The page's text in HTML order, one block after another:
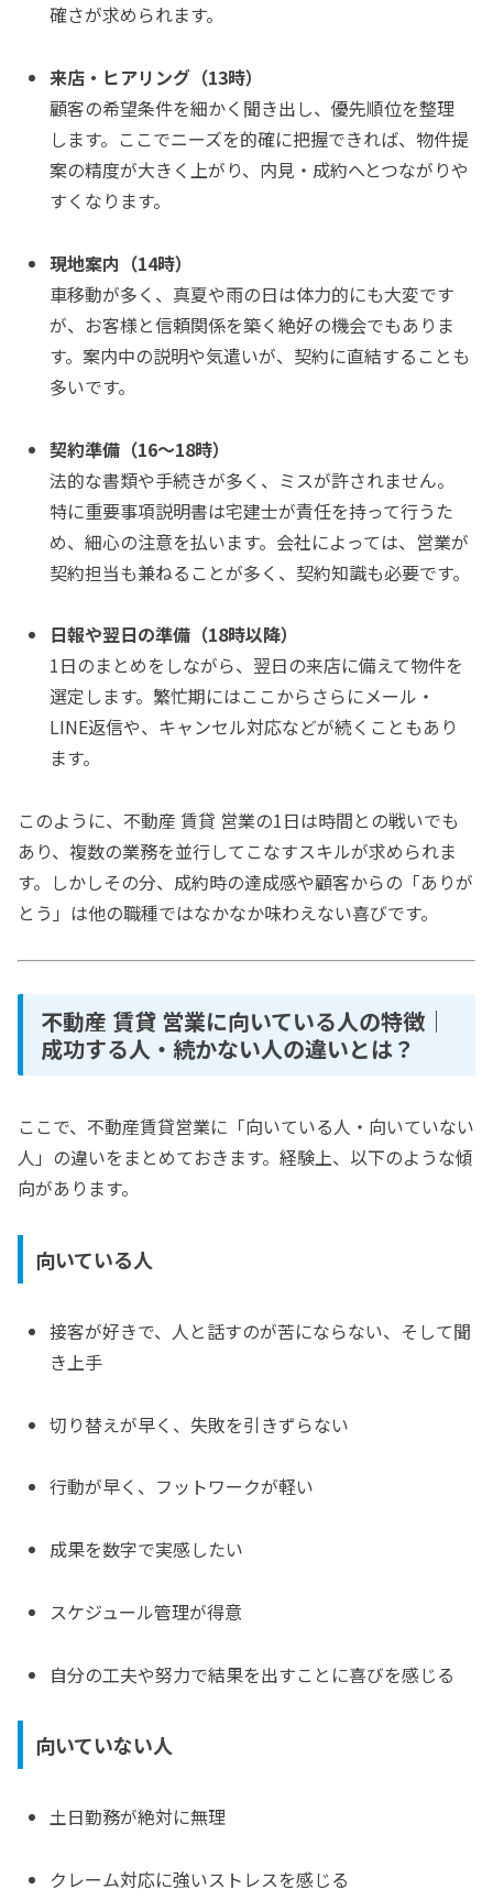
確さが求められます。
来店・ヒアリング（13時）
顧客の希望条件を細かく聞き出し、優先順位を整理
します。ここでニーズを的確に把握できれば、物件提
案の精度が大きく上がり、内見・成約へとつながりや
すくなります。
現地案内（14時）
車移動が多く、真夏や雨の日は体力的にも大変です
が、お客様と信頼関係を築く絶好の機会でもありま
す。案内中の説明や気遣いが、契約に直結することも
多いです。
契約準備（16〜18時）
法的な書類や手続きが多く、ミスが許されません。
特に重要事項説明書は宅建士が責任を持って行うた
め、細心の注意を払います。会社によっては、営業が
契約担当も兼ねることが多く、契約知識も必要です。
日報や翌日の準備（18時以降）
1日のまとめをしながら、翌日の来店に備えて物件を
選定します。繁忙期にはここからさらにメール・
LINE返信や、キャンセル対応などが続くこともあり
ます。
このように、不動産 賃貸 営業の1日は時間との戦いでも
あり、複数の業務を並行してこなすスキルが求められま
す。しかしその分、成約時の達成感や顧客からの「ありが
とう」は他の職種ではなかなか味わえない喜びです。
不動産 賃貸 営業に向いている人の特徴｜
成功する人・続かない人の違いとは？
ここで、不動産賃貸営業に「向いている人・向いていない
人」の違いをまとめておきます。経験上、以下のような傾
向があります。
向いている人
接客が好きで、人と話すのが苦にならない、そして聞
き上手
切り替えが早く、失敗を引きずらない
行動が早く、フットワークが軽い
成果を数字で実感したい
スケジュール管理が得意
自分の工夫や努力で結果を出すことに喜びを感じる
向いていない人
土日勤務が絶対に無理
クレーム対応に強いストレスを感じる